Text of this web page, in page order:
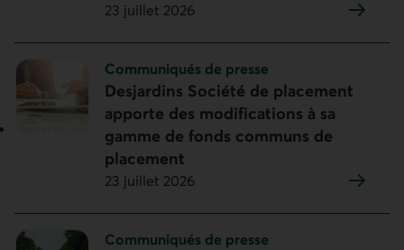
23 juillet 2026
Sujet :
Communiqués de presse
Desjardins Société de placement
apporte des modifications à sa
gamme de fonds communs de
placement
23 juillet 2026
Sujet :
Communiqués de presse